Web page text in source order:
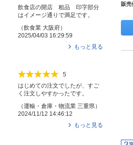
販売
飲食店の開店 粗品 印字部分
はイメージ通りで満足です。
（飲食業 大阪府）
2025/04/03 16:29:59
もっと見る
5
はじめての注文でしたが、すご
く注文しやすかったです。
（運輸・倉庫・物流業 三重県）
2024/11/12 14:46:12
もっと見る